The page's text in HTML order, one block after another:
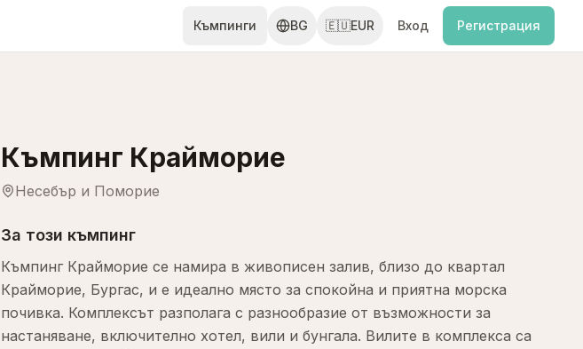
Къмпинги BG 🇪🇺EUR Вход Регистрация
Къмпинг Крайморие
Несебър и Поморие
За този къмпинг
Къмпинг Крайморие се намира в живописен залив, близо до квартал
Крайморие, Бургас, и е идеално място за спокойна и приятна морска
почивка. Комплексът разполага с разнообразие от възможности за
настаняване, включително хотел, вили и бунгала. Вилите в комплекса са